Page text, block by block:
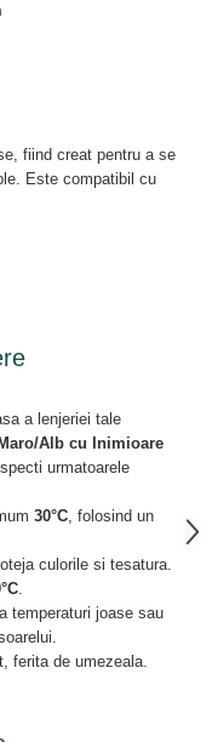
fiind creat pentru a se
Este compatibil cu
a lenjeriei tale
Alb cu Inimioare
urmatoarele
30°C, folosind un
culorile si tesatura.
.
temperaturi joase sau
ferita de umezeala.